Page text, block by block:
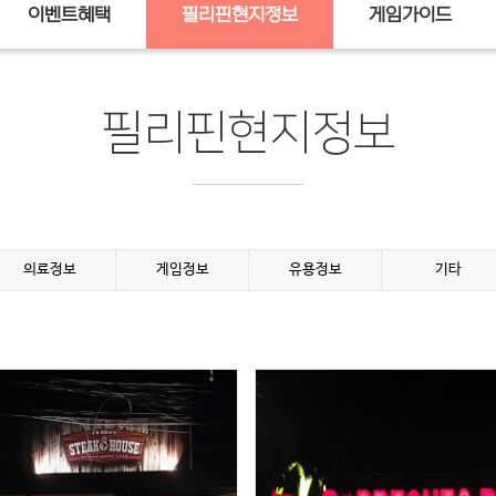
이벤트혜택 필리핀현지정보 게임가이드
필리핀현지정보
의료정보 게임정보 유용정보 기타